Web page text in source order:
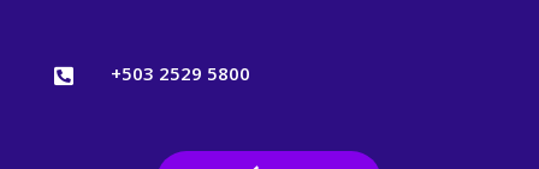
 +503 2529 5800